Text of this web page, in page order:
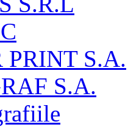
PRINT S.A.
S.A.